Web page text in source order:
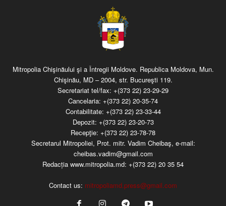
Mitropolia Chişinăului şi a Întregii Moldove. Republica Moldova, Mun.
Chişinău, MD – 2004, str. Bucureşti 119.
Secretariat tel/fax: +(373 22) 23-29-29
Cancelaria: +(373 22) 20-35-74
Contabilitate: +(373 22) 23-33-44
Depozit: +(373 22) 23-20-73
Recepţie: +(373 22) 23-78-78
Secretarul Mitropoliei, Prot. mitr. Vadim Cheibaş, e-mail:
cheibas.vadim@gmail.com
Redacția www.mitropolia.md: +(373 22) 20 35 54
Contact us: mitropoliamd.press@gmail.com